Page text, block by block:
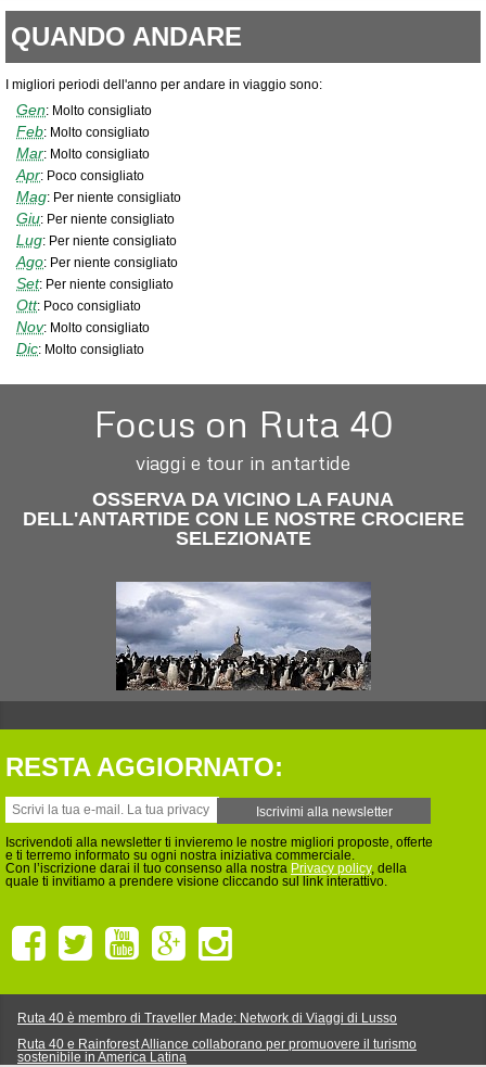
QUANDO ANDARE
I migliori periodi dell'anno per andare in viaggio sono:
Gen: Molto consigliato
Feb: Molto consigliato
Mar: Molto consigliato
Apr: Poco consigliato
Mag: Per niente consigliato
Giu: Per niente consigliato
Lug: Per niente consigliato
Ago: Per niente consigliato
Set: Per niente consigliato
Ott: Poco consigliato
Nov: Molto consigliato
Dic: Molto consigliato
Focus on Ruta 40
viaggi e tour in antartide
OSSERVA DA VICINO LA FAUNA
DELL'ANTARTIDE CON LE NOSTRE CROCIERE
SELEZIONATE
RESTA AGGIORNATO:
Iscrivendoti alla newsletter ti invieremo le nostre migliori proposte, offerte
e ti terremo informato su ogni nostra iniziativa commerciale.
Con l’iscrizione darai il tuo consenso alla nostra Privacy policy, della
quale ti invitiamo a prendere visione cliccando sul link interattivo.
Ruta 40 è membro di Traveller Made: Network di Viaggi di Lusso
Ruta 40 e Rainforest Alliance collaborano per promuovere il turismo
sostenibile in America Latina